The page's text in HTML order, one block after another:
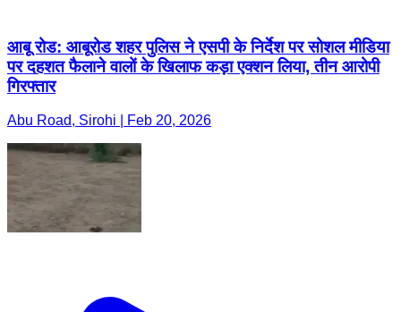
आबू रोड: आबूरोड शहर पुलिस ने एसपी के निर्देश पर सोशल मीडिया
पर दहशत फैलाने वालों के खिलाफ कड़ा एक्शन लिया, तीन आरोपी
गिरफ्तार
Abu Road, Sirohi | Feb 20, 2026